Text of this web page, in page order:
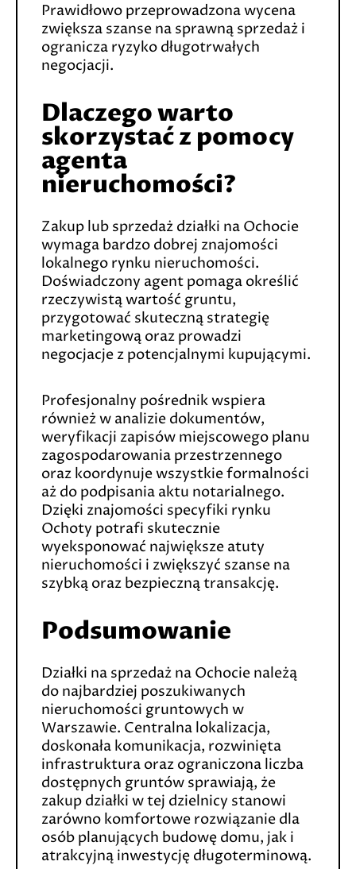
Prawidłowo przeprowadzona wycena
zwiększa szanse na sprawną sprzedaż i
ogranicza ryzyko długotrwałych
negocjacji.
Dlaczego warto
skorzystać z pomocy
agenta
nieruchomości?
Zakup lub sprzedaż działki na Ochocie
wymaga bardzo dobrej znajomości
lokalnego rynku nieruchomości.
Doświadczony agent pomaga określić
rzeczywistą wartość gruntu,
przygotować skuteczną strategię
marketingową oraz prowadzi
negocjacje z potencjalnymi kupującymi.
Profesjonalny pośrednik wspiera
również w analizie dokumentów,
weryfikacji zapisów miejscowego planu
zagospodarowania przestrzennego
oraz koordynuje wszystkie formalności
aż do podpisania aktu notarialnego.
Dzięki znajomości specyfiki rynku
Ochoty potrafi skutecznie
wyeksponować największe atuty
nieruchomości i zwiększyć szanse na
szybką oraz bezpieczną transakcję.
Podsumowanie
Działki na sprzedaż na Ochocie należą
do najbardziej poszukiwanych
nieruchomości gruntowych w
Warszawie. Centralna lokalizacja,
doskonała komunikacja, rozwinięta
infrastruktura oraz ograniczona liczba
dostępnych gruntów sprawiają, że
zakup działki w tej dzielnicy stanowi
zarówno komfortowe rozwiązanie dla
osób planujących budowę domu, jak i
atrakcyjną inwestycję długoterminową.